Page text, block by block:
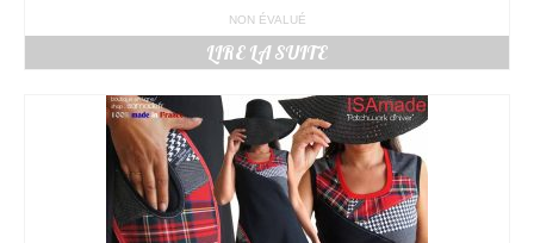
NON ÉVALUÉ
LIRE LA SUITE